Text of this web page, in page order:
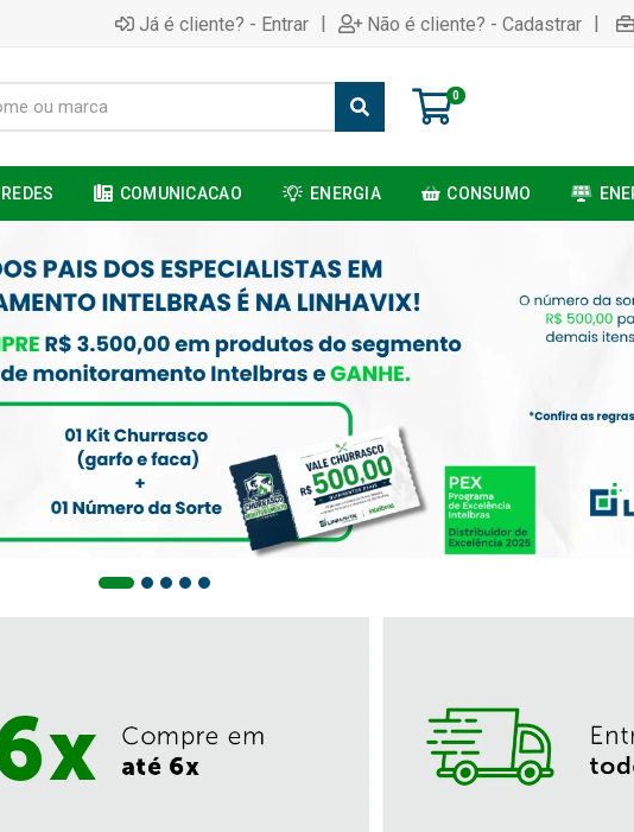
Já é cliente? - Entrar | Não é cliente? - Cadastrar |
0
REDES COMUNICACAO ENERGIA CONSUMO